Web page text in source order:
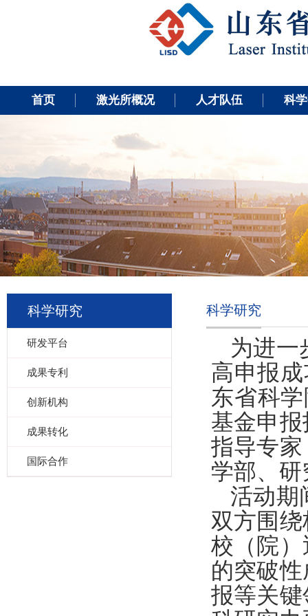
首页 激光所概况 人才队伍 科
科学研究
研发平台
成果专利
创新机构
成果转化
国际合作
科学研究
为进一
高申报
东省科
基金申
指导专
学部、
活动期
双方围
校（院
的突破
报等关